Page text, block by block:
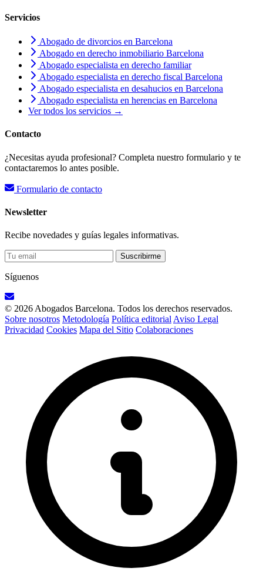
Servicios
Abogado de divorcios en Barcelona
Abogado en derecho inmobiliario Barcelona
Abogado especialista en derecho familiar
Abogado especialista en derecho fiscal Barcelona
Abogado especialista en desahucios en Barcelona
Abogado especialista en herencias en Barcelona
Ver todos los servicios →
Contacto
¿Necesitas ayuda profesional? Completa nuestro formulario y te
contactaremos lo antes posible.
Formulario de contacto
Newsletter
Recibe novedades y guías legales informativas.
Suscribirme
Síguenos
© 2026 Abogados Barcelona. Todos los derechos reservados.
Sobre nosotros Metodología Política editorial Aviso Legal
Privacidad Cookies Mapa del Sitio Colaboraciones